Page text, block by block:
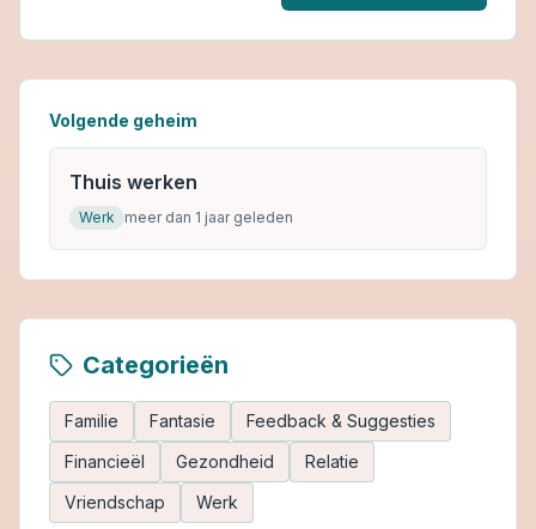
Volgende geheim
Thuis werken
Werk meer dan 1 jaar geleden
Categorieën
Familie Fantasie
Feedback & Suggesties
Financieël
Gezondheid
Relatie
Vriendschap
Werk